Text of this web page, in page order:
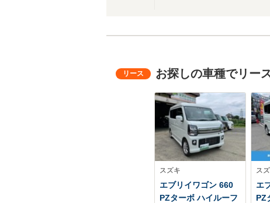
お探しの車種でリー
スズキ
エブリイワゴン 660
PZターボ ハイルーフ
ス
エ
PZ